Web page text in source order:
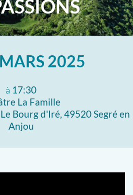
2025
à 17:30
La Famille
Bourg d'Iré, 49520 Segré en
Anjou